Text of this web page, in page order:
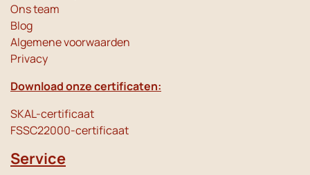
Ons team
Blog
Algemene voorwaarden
Privacy
Download onze certificaten:
SKAL-certificaat
FSSC22000-certificaat
Service